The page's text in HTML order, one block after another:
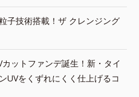
子技術搭載！ザ クレンジング
カットファンデ誕生！新・タイ
UVをくずれにくく仕上げるコ